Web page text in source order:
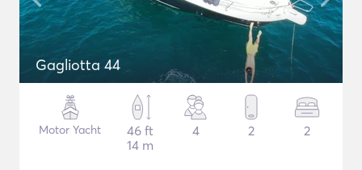
Gagliotta 44
Motor Yacht
46 ft
14 m
4 2 2